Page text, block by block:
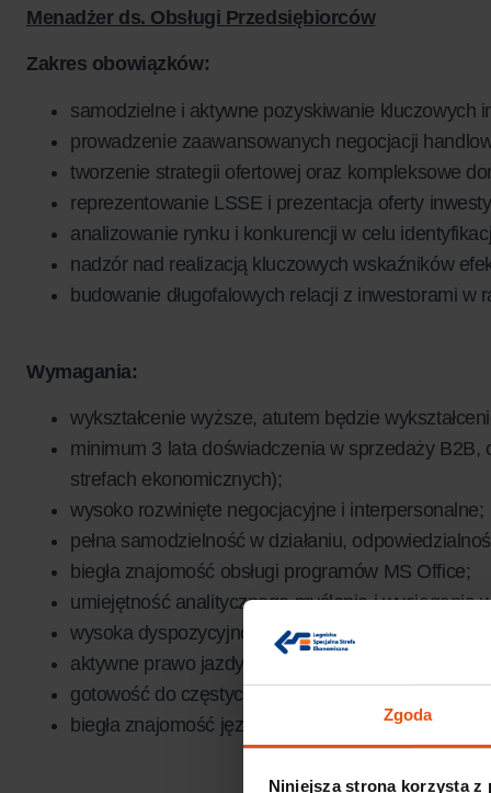
Zgoda
Niniejsza strona korzysta z
Menadżer ds. Obsługi Przedsiębiorców
Zakres obowiązków:
samodzielne i aktywne pozyskiwanie kluczowych
prowadzenie zaawansowanych negocjacji
tworzenie strategii ofertowej oraz kompleksowe
reprezentowanie LSSE i prezentacja oferty
analizowanie rynku i konkurencji w celu
nadzór nad realizacją kluczowych wskaźników
budowanie długofalowych relacji z inwestorami w
Wymagania:
wykształcenie wyższe, atutem będzie
minimum 3 lata doświadczenia w sprzedaży B2B,
strefach ekonomicznych);
wysoko rozwinięte negocjacyjne i interpersonalne;
pełna samodzielność w działaniu,
biegła znajomość obsługi programów MS Office;
umiejętność analitycznego myślenia i wyciągania
wysoka dyspozycyjność, zaangażowanie oraz
aktywne prawo jazdy kat. B;
gotowość do częstych podróży służbowych, w tym
biegła znajomość języka angielskiego– warunek